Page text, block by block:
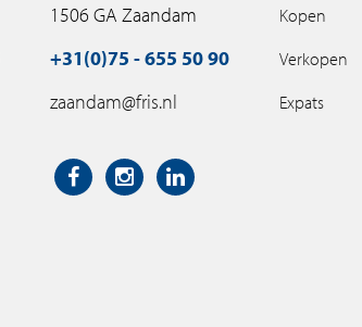
1506 GA Zaandam
+31(0)75 - 655 50 90
zaandam@fris.nl
Kopen
Verkopen
Expats